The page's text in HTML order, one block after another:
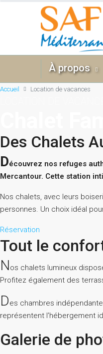
À propos
Accueil Location de vacances
Des Chalets
Découvrez nos refuges
Mercantour. Cette station
Nos chalets, avec leurs
personnes. Un choix idéal
Réservation
Tout le
Nos chalets lumineux
Profitez également des
Des chambres
représentent l’hébergement
Galerie de